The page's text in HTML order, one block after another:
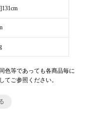
色等であっても各商品毎に
てご参照ください。